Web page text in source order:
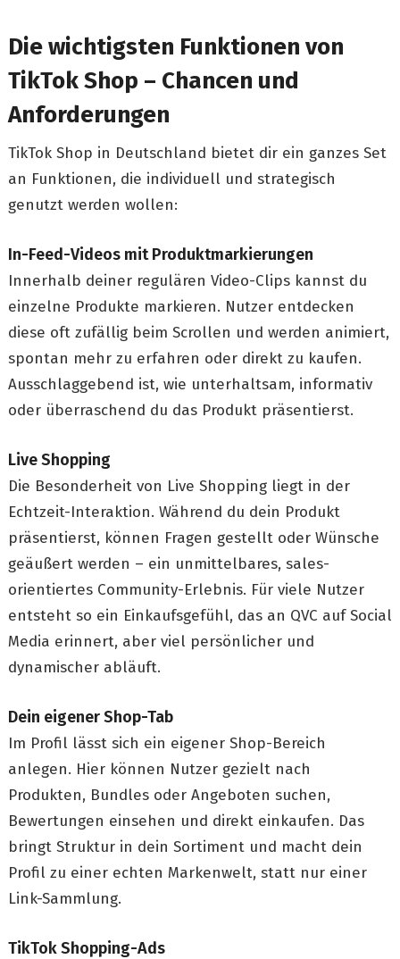
Die wichtigsten Funktionen von
TikTok Shop – Chancen und
Anforderungen
TikTok Shop in Deutschland bietet dir ein ganzes Set
an Funktionen, die individuell und strategisch
genutzt werden wollen:
In-Feed-Videos mit Produktmarkierungen
Innerhalb deiner regulären Video-Clips kannst du
einzelne Produkte markieren. Nutzer entdecken
diese oft zufällig beim Scrollen und werden animiert,
spontan mehr zu erfahren oder direkt zu kaufen.
Ausschlaggebend ist, wie unterhaltsam, informativ
oder überraschend du das Produkt präsentierst.
Live Shopping
Die Besonderheit von Live Shopping liegt in der
Echtzeit-Interaktion. Während du dein Produkt
präsentierst, können Fragen gestellt oder Wünsche
geäußert werden – ein unmittelbares, sales-
orientiertes Community-Erlebnis. Für viele Nutzer
entsteht so ein Einkaufsgefühl, das an QVC auf Social
Media erinnert, aber viel persönlicher und
dynamischer abläuft.
Dein eigener Shop-Tab
Im Profil lässt sich ein eigener Shop-Bereich
anlegen. Hier können Nutzer gezielt nach
Produkten, Bundles oder Angeboten suchen,
Bewertungen einsehen und direkt einkaufen. Das
bringt Struktur in dein Sortiment und macht dein
Profil zu einer echten Markenwelt, statt nur einer
Link-Sammlung.
TikTok Shopping-Ads